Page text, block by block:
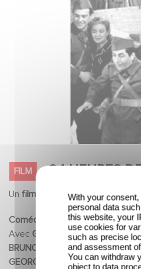
FILM 24 HEURES
Un film Maurice CLOCHE
Comédie
1944
Avec Georges RIGAUD, Julien
BRUNOY, Mona GOYA, Jean
GEORGIUS, Raymond CORDY,
personal data
such as precise
and assessment
You can withdraw
object to data
on legitimate
through our
website.